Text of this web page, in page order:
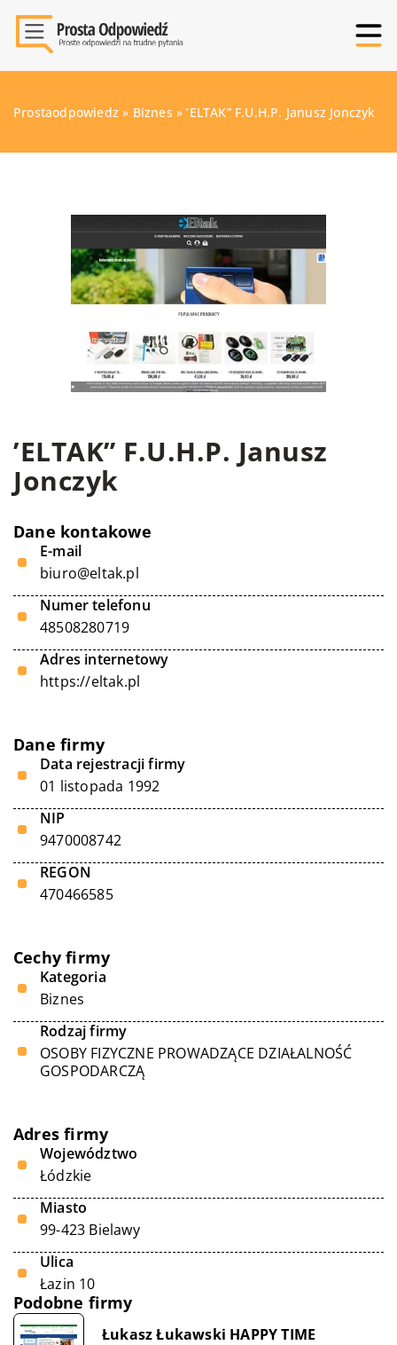
Prostaodpowiedz » Biznes »’ELTAK” F.U.H.P. Janusz Jonczyk
’ELTAK” F.U.H.P. Janusz
Jonczyk
Dane kontakowe
E-mail
biuro@eltak.pl
Numer telefonu
48508280719
Adres internetowy
https://eltak.pl
Dane firmy
Data rejestracji firmy
01 listopada 1992
NIP
9470008742
REGON
470466585
Cechy firmy
Kategoria
Biznes
Rodzaj firmy
OSOBY FIZYCZNE PROWADZĄCE DZIAŁALNOŚĆ
GOSPODARCZĄ
Adres firmy
Województwo
Łódzkie
Miasto
99-423 Bielawy
Ulica
Łazin 10
Podobne firmy
Łukasz Łukawski HAPPY TIME